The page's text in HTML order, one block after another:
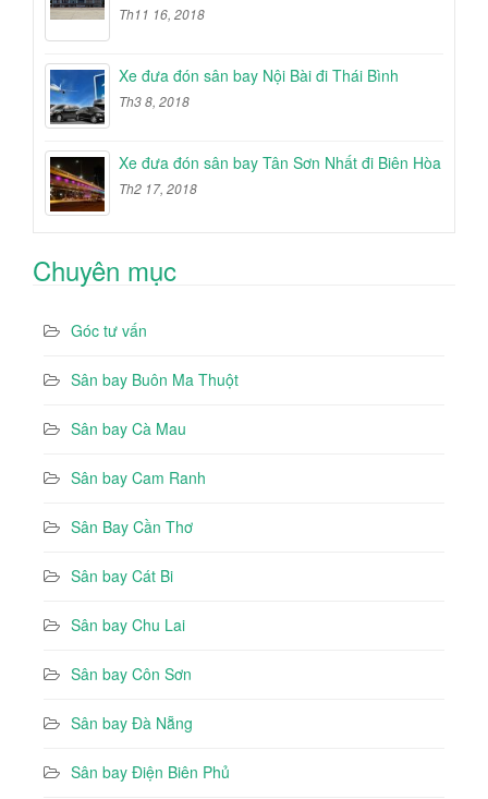
Th11 16, 2018
Xe đưa đón sân bay Nội Bài đi Thái Bình
Th3 8, 2018
Xe đưa đón sân bay Tân Sơn Nhất đi Biên Hòa
Th2 17, 2018
Chuyên mục
Góc tư vấn
Sân bay Buôn Ma Thuột
Sân bay Cà Mau
Sân bay Cam Ranh
Sân Bay Cần Thơ
Sân bay Cát Bi
Sân bay Chu Lai
Sân bay Côn Sơn
Sân bay Đà Nẵng
Sân bay Điện Biên Phủ